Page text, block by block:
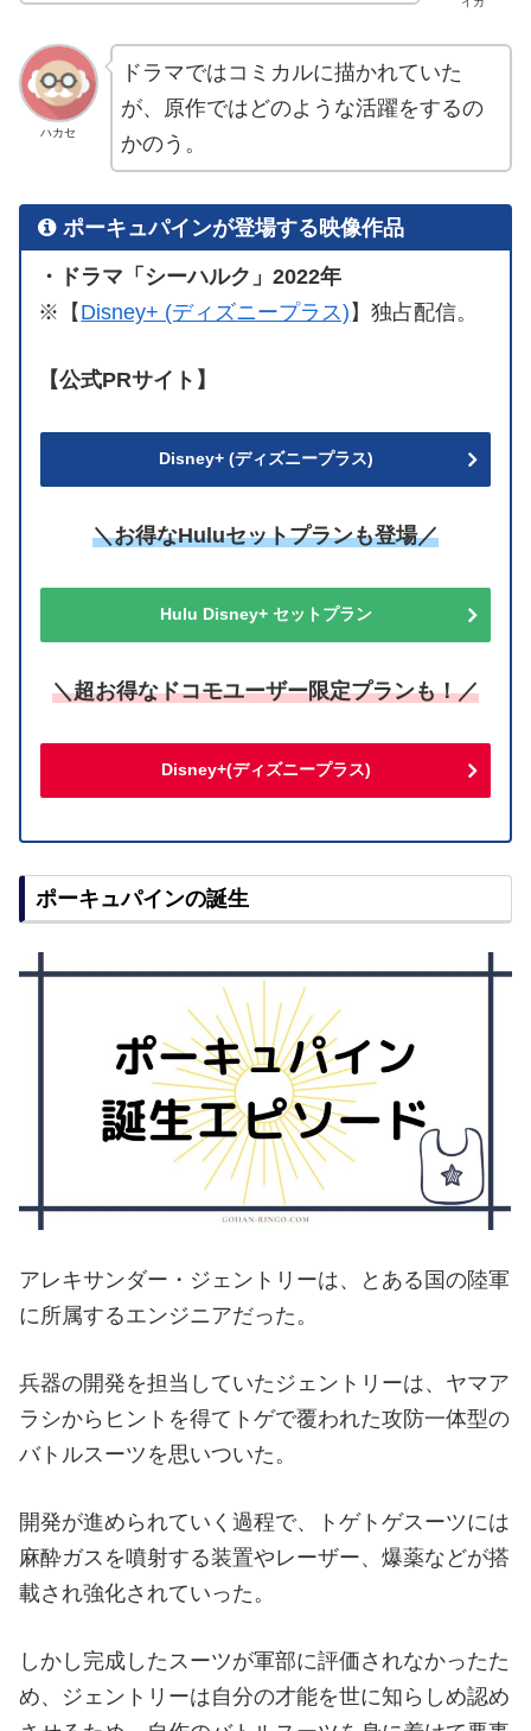
ハカセ
ドラマではコミカルに描かれていた
が、原作ではどのような活躍をするの
かのう。
ポーキュパインが登場する映像作品
・ドラマ「シーハルク」2022年
※【 Disney+ (ディズニープラス) 】独占配信。
【公式PRサイト】
Disney+ (ディズニープラス)
＼お得なHuluセットプランも登場／
Hulu Disney+ セットプラン
＼超お得なドコモユーザー限定プランも！／
Disney+(ディズニープラス)
ポーキュパインの誕生
アレキサンダー・ジェントリーは、とある国の陸軍
に所属するエンジニアだった。
兵器の開発を担当していたジェントリーは、ヤマア
ラシからヒントを得てトゲで覆われた攻防一体型の
バトルスーツを思いついた。
開発が進められていく過程で、トゲトゲスーツには
麻酔ガスを噴射する装置やレーザー、爆薬などが搭
載され強化されていった。
しかし完成したスーツが軍部に評価されなかったた
め、ジェントリーは自分の才能を世に知らしめ認め